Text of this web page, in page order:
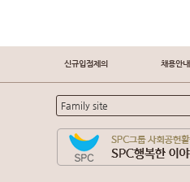
신규입점제의 채용안내
Family site